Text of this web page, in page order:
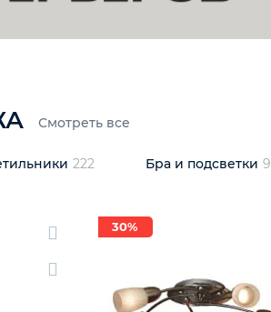
Смотреть все
222 Бра и подсветки